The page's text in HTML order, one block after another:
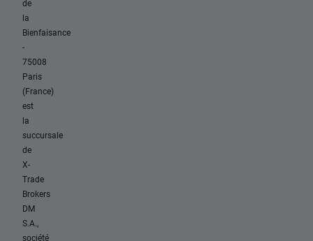
de
la
Bienfaisance
-
75008
Paris
(France)
est
la
succursale
de
X-
Trade
Brokers
DM
S.A.,
société